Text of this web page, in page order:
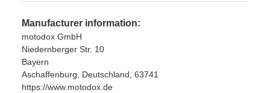
Manufacturer information:
motodox GmbH
Niedernberger Str. 10
Bayern
Aschaffenburg, Deutschland, 63741
https://www.motodox.de